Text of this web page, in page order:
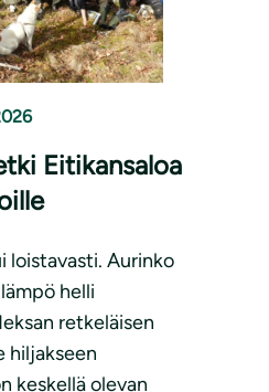
Eitikansaloa
loistavasti. Aurinko
helli
retkeläisen
hiljakseen
keskellä olevan